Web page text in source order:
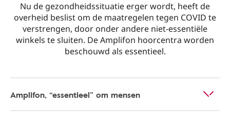
Nu de gezondheidssituatie erger wordt, heeft de
overheid beslist om de maatregelen tegen COVID te
verstrengen, door onder andere niet-essentiële
winkels te sluiten. De Amplifon hoorcentra worden
beschouwd als essentieel.
Amplifon, “essentieel” om mensen